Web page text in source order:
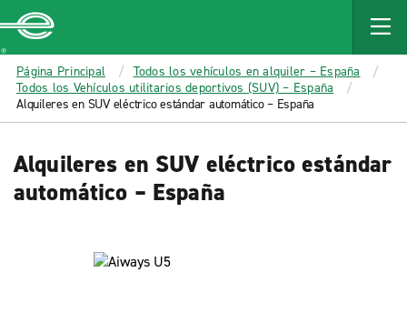
MAIN
CONTENT
Enterprise
Página Principal
Todos los vehículos en alquiler – España
Todos los Vehículos utilitarios deportivos (SUV) – España
Alquileres en SUV eléctrico estándar automático – España
Alquileres en SUV eléctrico estándar
automático – España